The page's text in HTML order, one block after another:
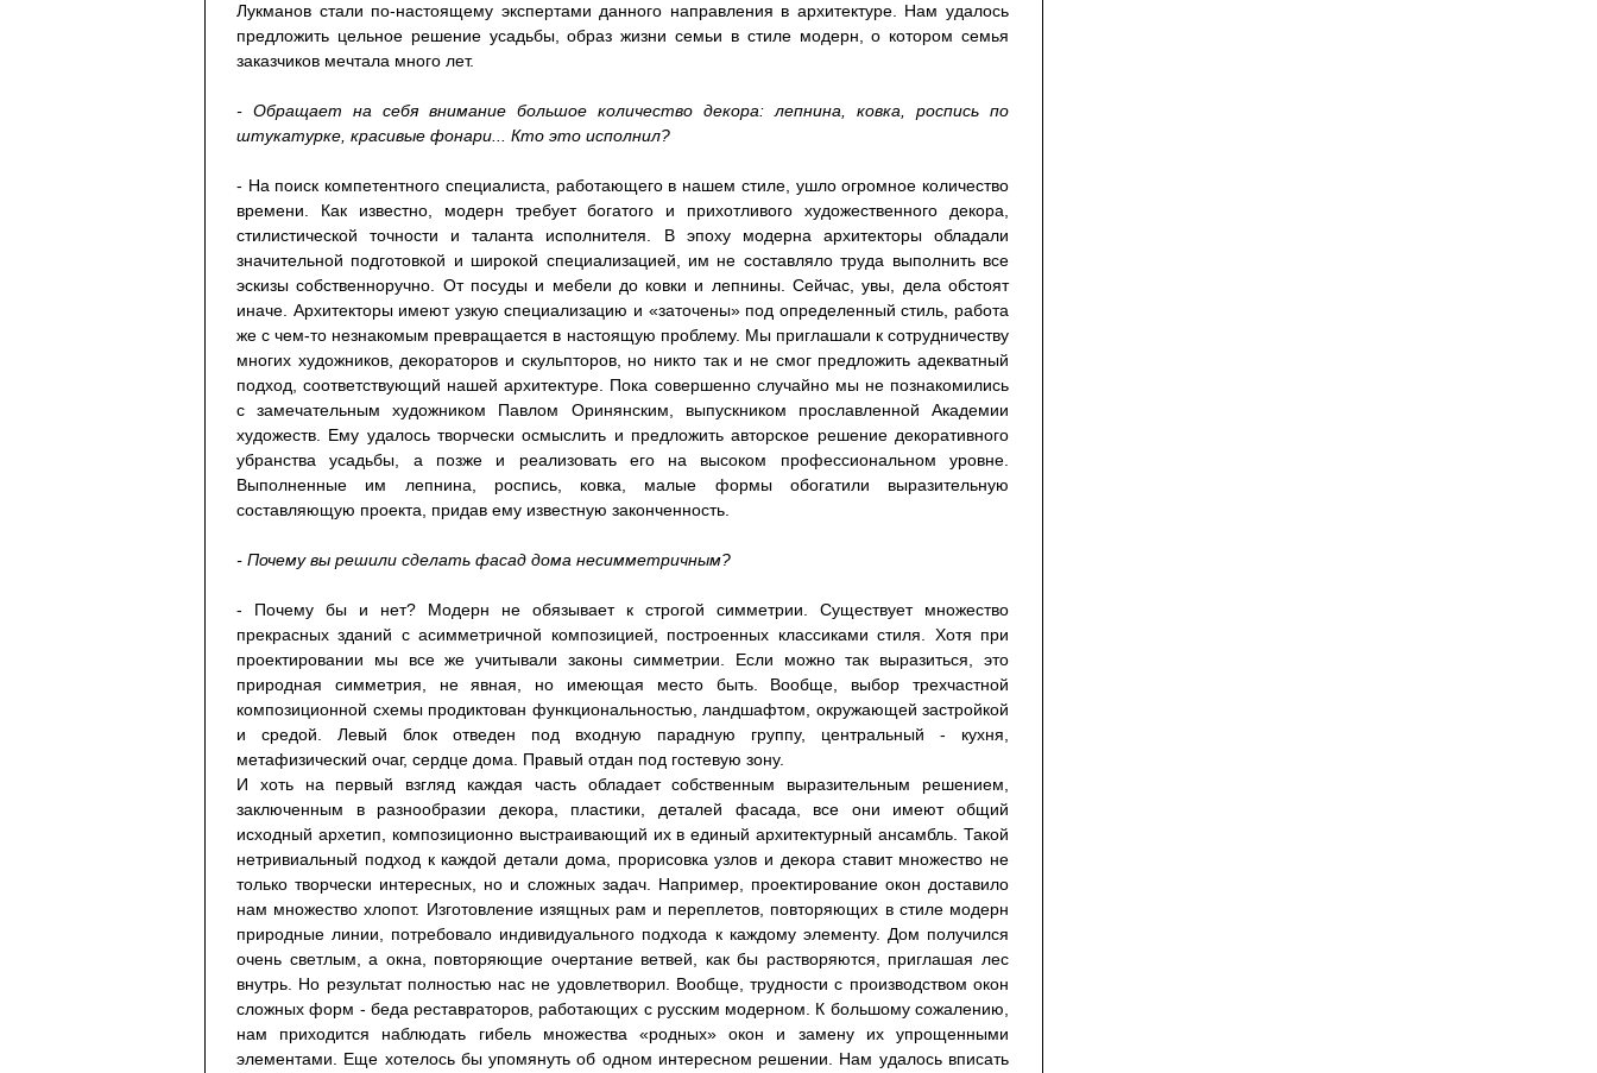
Лукманов стали по-настоящему экспертами данного направления в архитектуре. Нам удалось
предложить цельное решение усадьбы, образ жизни семьи в стиле модерн, о котором семья
заказчиков мечтала много лет.
- Обращает на себя внимание большое количество декора: лепнина, ковка, роспись по
штукатурке, красивые фонари... Кто это исполнил?
- На поиск компетентного специалиста, работающего в нашем стиле, ушло огромное количество
времени. Как известно, модерн требует богатого и прихотливого художественного декора,
стилистической точности и таланта исполнителя. В эпоху модерна архитекторы обладали
значительной подготовкой и широкой специализацией, им не составляло труда выполнить все
эскизы собственноручно. От посуды и мебели до ковки и лепнины. Сейчас, увы, дела обстоят
иначе. Архитекторы имеют узкую специализацию и «заточены» под определенный стиль, работа
же с чем-то незнакомым превращается в настоящую проблему. Мы приглашали к сотрудничеству
многих художников, декораторов и скульпторов, но никто так и не смог предложить адекватный
подход, соответствующий нашей архитектуре. Пока совершенно случайно мы не познакомились
с замечательным художником Павлом Оринянским, выпускником прославленной Академии
художеств. Ему удалось творчески осмыслить и предложить авторское решение декоративного
убранства усадьбы, а позже и реализовать его на высоком профессиональном уровне.
Выполненные им лепнина, роспись, ковка, малые формы обогатили выразительную
составляющую проекта, придав ему известную законченность.
- Почему вы решили сделать фасад дома несимметричным?
- Почему бы и нет? Модерн не обязывает к строгой симметрии. Существует множество
прекрасных зданий с асимметричной композицией, построенных классиками стиля. Хотя при
проектировании мы все же учитывали законы симметрии. Если можно так выразиться, это
природная симметрия, не явная, но имеющая место быть. Вообще, выбор трехчастной
композиционной схемы продиктован функциональностью, ландшафтом, окружающей застройкой
и средой. Левый блок отведен под входную парадную группу, центральный - кухня,
метафизический очаг, сердце дома. Правый отдан под гостевую зону.
И хоть на первый взгляд каждая часть обладает собственным выразительным решением,
заключенным в разнообразии декора, пластики, деталей фасада, все они имеют общий
исходный архетип, композиционно выстраивающий их в единый архитектурный ансамбль. Такой
нетривиальный подход к каждой детали дома, прорисовка узлов и декора ставит множество не
только творчески интересных, но и сложных задач. Например, проектирование окон доставило
нам множество хлопот. Изготовление изящных рам и переплетов, повторяющих в стиле модерн
природные линии, потребовало индивидуального подхода к каждому элементу. Дом получился
очень светлым, а окна, повторяющие очертание ветвей, как бы растворяются, приглашая лес
внутрь. Но результат полностью нас не удовлетворил. Вообще, трудности с производством окон
сложных форм - беда реставраторов, работающих с русским модерном. К большому сожалению,
нам приходится наблюдать гибель множества «родных» окон и замену их упрощенными
элементами. Еще хотелось бы упомянуть об одном интересном решении. Нам удалось вписать